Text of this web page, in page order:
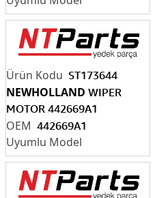
ST173644
442669A1
NEWHOLLAND WIPER
MOTOR 442669A1